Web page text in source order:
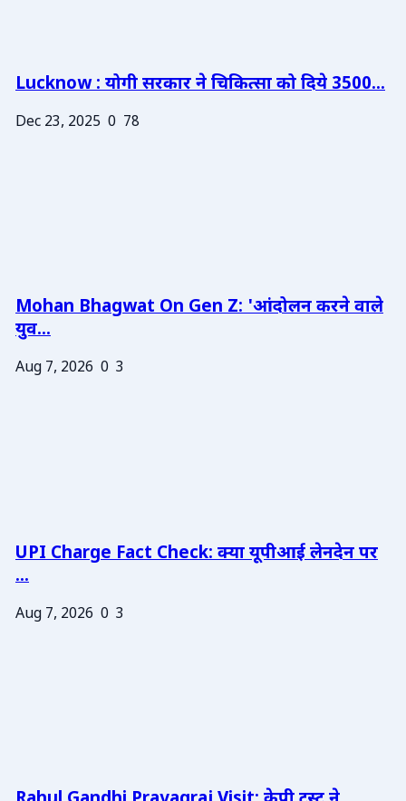
Lucknow : योगी सरकार ने चिकित्सा को दिये 3500...
Dec 23, 2025 0 78
Mohan Bhagwat On Gen Z: 'आंदोलन करने वाले
युव...
Aug 7, 2026 0 3
UPI Charge Fact Check: क्या यूपीआई लेनदेन पर
...
Aug 7, 2026 0 3